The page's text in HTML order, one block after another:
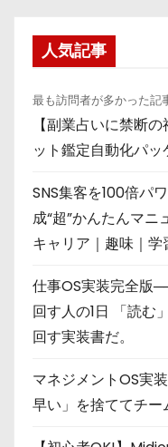
人気記事
最も訪問者が多かった記
【副業占いに禁断
ット鑑定自動化パッ
SNS集客を100倍パ
成“超”かんたんマ
キャリア｜趣味｜
仕事OS実装完全版
回す人の1日 「読む
回す実装書だ。
マネジメントOS実
早い」を捨ててチー